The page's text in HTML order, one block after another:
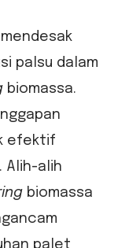
palsu dalam
biomassa.
efektif
Alih-alih
biomassa
palet